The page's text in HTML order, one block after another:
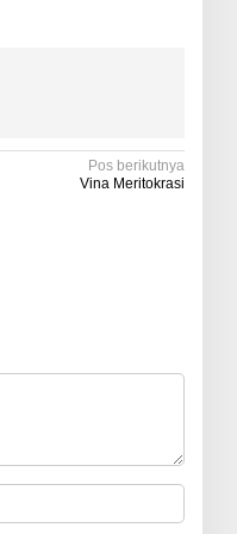
Pos berikutnya
Vina Meritokrasi